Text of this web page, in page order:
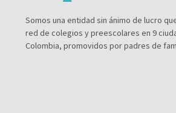
Somos una entidad sin ánimo de lucro
red de colegios y preescolares en 9
Colombia, promovidos por padres de